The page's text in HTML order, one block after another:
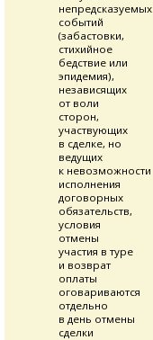
непредсказуемых
событий
(забастовки,
стихийное
бедствие или
эпидемия),
независящих
от воли
сторон,
участвующих
в сделке, но
ведущих
к невозможности
исполнения
договорных
обязательств,
условия
отмены
участия в туре
и возврат
оплаты
оговариваются
отдельно
в день отмены
сделки